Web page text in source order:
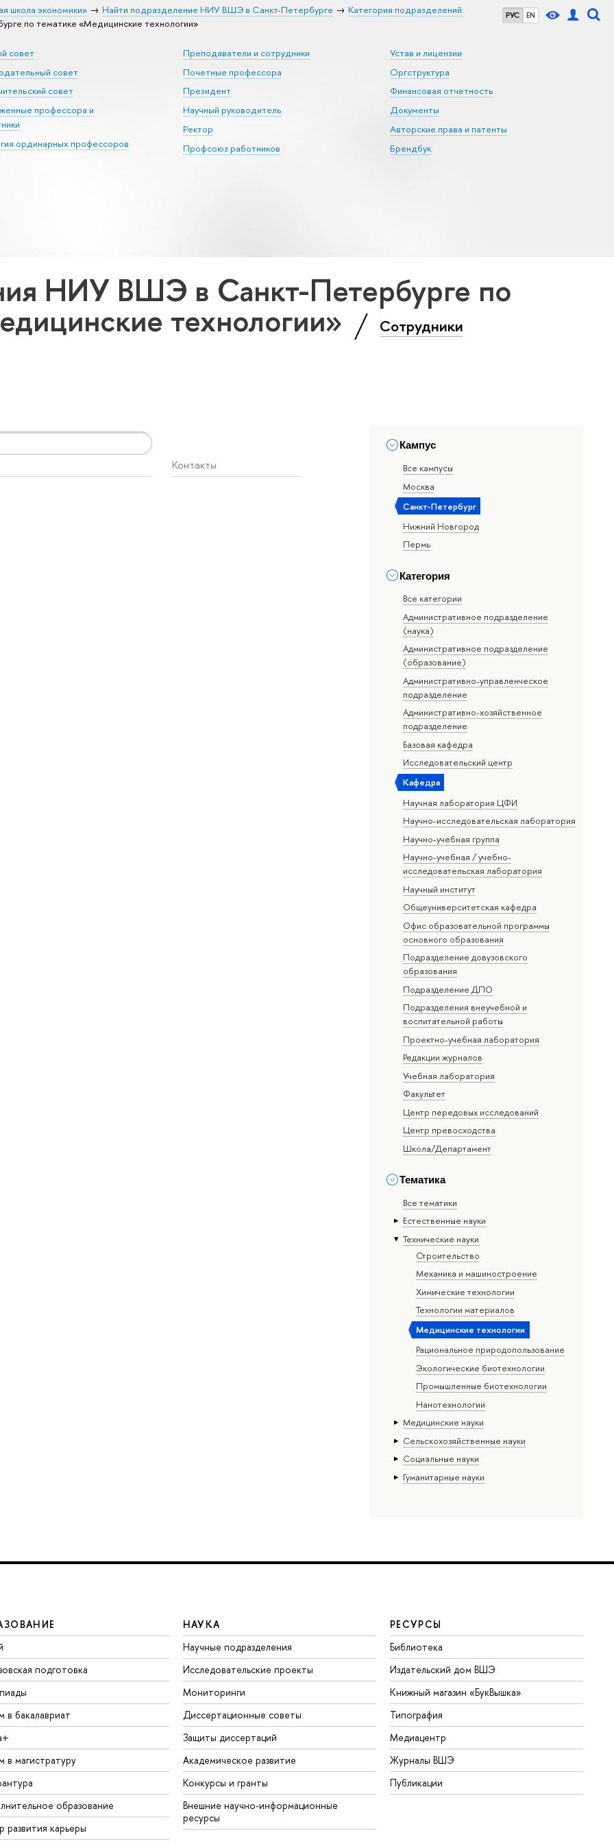
РУС EN
школа экономики» Найти подразделение НИУ ВШЭ в Санкт-Петербурге
Категория подразделений:
по тематике «Медицинские технологии»
совет
совет
совет
профессора и
ординарных профессоров
Преподаватели и сотрудники
Почетные профессора
Президент
Научный руководитель
Ректор
Профсоюз работников
Устав и лицензии
Оргструктура
Финансовая отчетность
Документы
Авторские права и патенты
Брендбук
НИУ ВШЭ в Санкт-Петербурге по
технологии» Сотрудники
Кампус
Все кампусы
Москва
Санкт-Петербург
Нижний Новгород
Пермь
Категория
Все категории
Административное подразделение
(наука)
Административное подразделение
(образование)
Административно-управленческое
подразделение
Административно-хозяйственное
подразделение
Базовая кафедра
Исследовательский центр
Кафедра
Научная лаборатория ЦФИ
Научно-исследовательская лаборатория
Научно-учебная группа
Научно-учебная / учебно-
исследовательская лаборатория
Научный институт
Общеуниверситетская кафедра
Офис образовательной программы
основного образования
Подразделение довузовского
образования
Подразделение ДПО
Подразделения внеучебной и
воспитательной работы
Проектно-учебная лаборатория
Редакции журналов
Учебная лаборатория
Факультет
Центр передовых исследований
Центр превосходства
Школа/Департамент
Тематика
Все тематики
Естественные науки
Тех­ничес­кие науки
Строительство
Механика и машиностроение
Химические технологии
Технологии материалов
Медицинские технологии
Рациональное природопользование
Экологические биотехнологии
Промышленные биотехнологии
Нанотехнологии
Медицинские науки
Сельскохозяйственные науки
Социальные науки
Гуманитарные науки
Контакты
подготовка
в бакалавриат
в магистратуру
образование
развития карьеры
НАУКА
Научные подразделения
Исследовательские проекты
Мониторинги
Диссертационные советы
Защиты диссертаций
Академическое развитие
Конкурсы и гранты
Внешние научно-информационные
ресурсы
РЕСУРСЫ
Библиотека
Издательский дом ВШЭ
Книжный магазин «БукВышка»
Типография
Медиацентр
Журналы ВШЭ
Публикации